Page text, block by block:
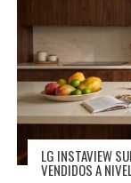
LG INSTAVIEW
VENDIDOS A